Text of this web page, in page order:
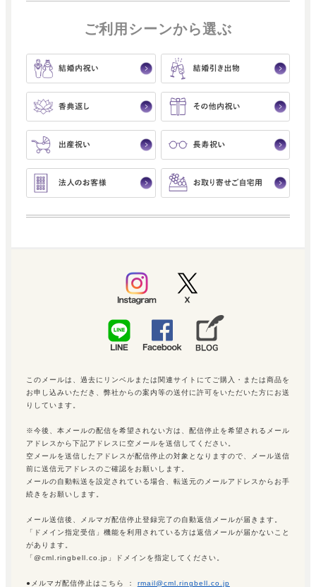
ご利用シーンから選ぶ
このメールは、過去にリンベルまたは関連サイトにてご購入・または商品を
お申し込みいただき、弊社からの案内等の送付に許可をいただいた方にお送
りしています。
※今後、本メールの配信を希望されない方は、配信停止を希望されるメール
アドレスから下記アドレスに空メールを送信してください。
空メールを送信したアドレスが配信停止の対象となりますので、メール送信
前に送信元アドレスのご確認をお願いします。
メールの自動転送を設定されている場合、転送元のメールアドレスからお手
続きをお願いします。
メール送信後、メルマガ配信停止登録完了の自動返信メールが届きます。
「ドメイン指定受信」機能を利用されている方は返信メールが届かないこと
があります。
「@cml.ringbell.co.jp」ドメインを指定してください。
●メルマガ配信停止はこちら ： rmail@cml.ringbell.co.jp